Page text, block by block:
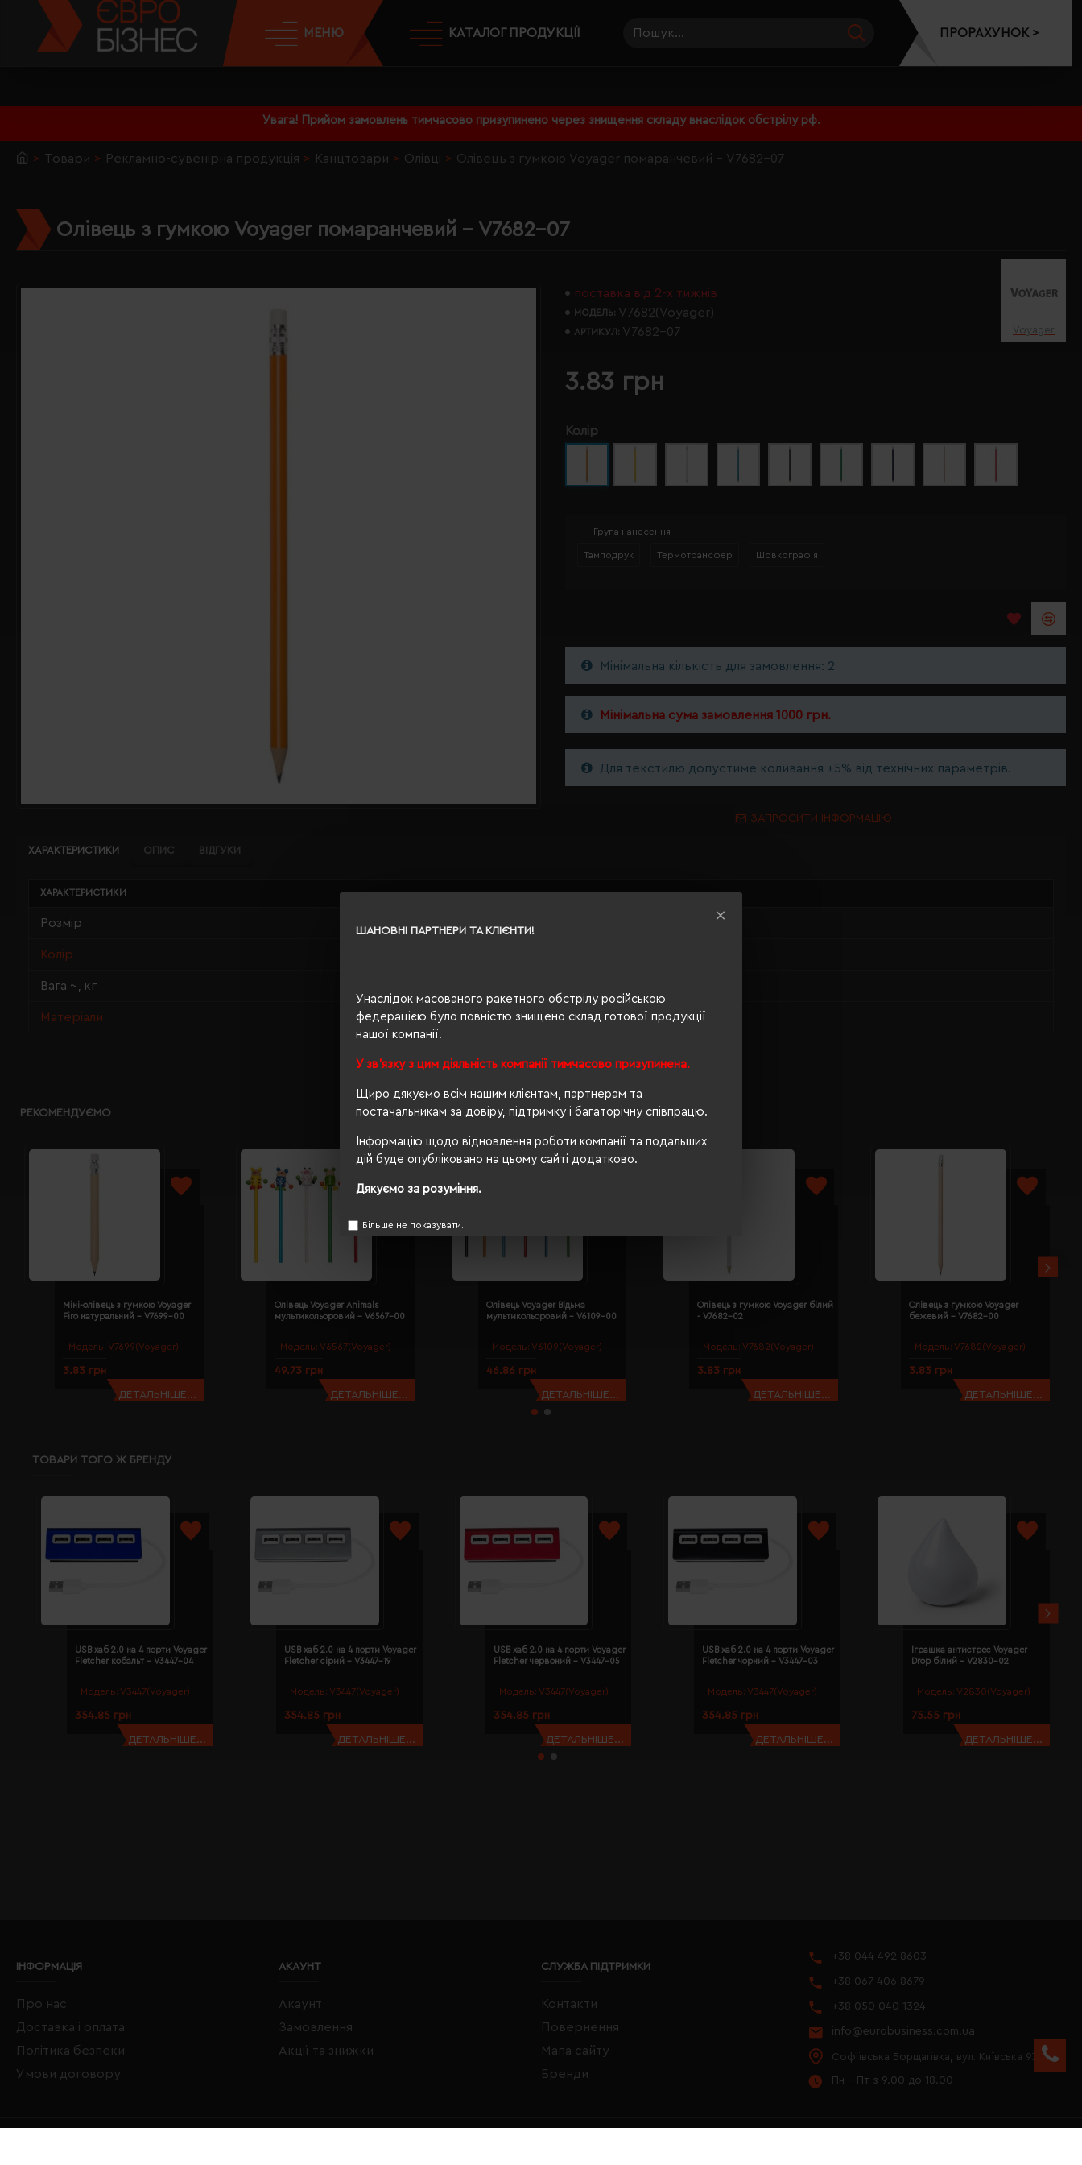
ШАНОВНІ ПАРТНЕРИ ТА КЛІЄНТИ!
Унаслідок масованого ракетного обстрілу російською
федерацією було повністю знищено склад готової продукції
нашої компанії.
У зв'язку з цим діяльність компанії тимчасово призупинена.
Щиро дякуємо всім нашим клієнтам, партнерам та
постачальникам за довіру, підтримку і багаторічну співпрацю.
Інформацію щодо відновлення роботи компанії та подальших
дій буде опубліковано на цьому сайті додатково.
Дякуємо за розуміння.
Більше не показувати.
Увага! Прийом замовлень тимчасово призупинено через знищення складу внаслідок обстрілу рф.
МЕНЮ КАТАЛОГ ПРОДУКЦІЇ ПРОРАХУНОК >
Товари Рекламно-сувенірна продукція Канцтовари Олівці Олівець з гумкою Voyager помаранчевий - V7682-07
Олівець з гумкою Voyager помаранчевий - V7682-07
поставка від 2-х тижнів
МОДЕЛЬ: V7682(Voyager)
АРТИКУЛ: V7682-07 Voyager
3.83 грн
Колір
Група нанесення
Тамподрук Термотрансфер Шовкографія
Мінімальна кількість для замовлення: 2
Мінімальна сума замовлення 1000 грн.
Для текстилю допустиме коливання ±5% від технічних параметрів.
ЗАПРОСИТИ ІНФОРМАЦІЮ
ХАРАКТЕРИСТИКИ ОПИС ВІДГУКИ
ХАРАКТЕРИСТИКИ
Розмір
Колір
Вага ~, кг
Матеріали дерево
РЕКОМЕНДУЄМО
Модель: V7699(Voyager)
Міні-олівець з гумкою Voyager
Firo натуральний - V7699-00
3.83 грн
ДЕТАЛЬНІШЕ...
Модель: V6567(Voyager)
Олівець Voyager Аnimals
мультикольоровий - V6567-00
49.73 грн
ДЕТАЛЬНІШЕ...
Модель: V6109(Voyager)
Олівець Voyager Відьма
мультикольоровий - V6109-00
46.86 грн
ДЕТАЛЬНІШЕ...
Модель: V7682(Voyager)
Олівець з гумкою Voyager білий
- V7682-02
3.83 грн
ДЕТАЛЬНІШЕ...
Модель: V7682(Voyager)
Олівець з гумкою Voyager
бежевий - V7682-00
3.83 грн
ДЕТАЛЬНІШЕ...
ТОВАРИ ТОГО Ж БРЕНДУ
Модель: V3447(Voyager)
USB хаб 2.0 на 4 порти Voyager
Fletcher кобальт - V3447-04
354.85 грн
ДЕТАЛЬНІШЕ...
Модель: V3447(Voyager)
USB хаб 2.0 на 4 порти Voyager
Fletcher сірий - V3447-19
354.85 грн
ДЕТАЛЬНІШЕ...
Модель: V3447(Voyager)
USB хаб 2.0 на 4 порти Voyager
Fletcher червоний - V3447-05
354.85 грн
ДЕТАЛЬНІШЕ...
Модель: V3447(Voyager)
USB хаб 2.0 на 4 порти Voyager
Fletcher чорний - V3447-03
354.85 грн
ДЕТАЛЬНІШЕ...
Модель: V2830(Voyager)
Іграшка антистрес Voyager
Drop білий - V2830-02
75.55 грн
ДЕТАЛЬНІШЕ...
ІНФОРМАЦІЯ
Про нас
Доставка і оплата
Політика безпеки
Умови договору
АКАУНТ
Акаунт
Замовлення
Акції та знижки
СЛУЖБА ПІДТРИМКИ
Контакти
Повернення
Мапа сайту
Бренди
+38 044 492 8603
+38 067 406 8679
+38 050 040 1324
info@eurobusiness.com.ua
Софіївська Борщагівка, вул. Київська 97
Пн - Пт з 9.00 до 18.00